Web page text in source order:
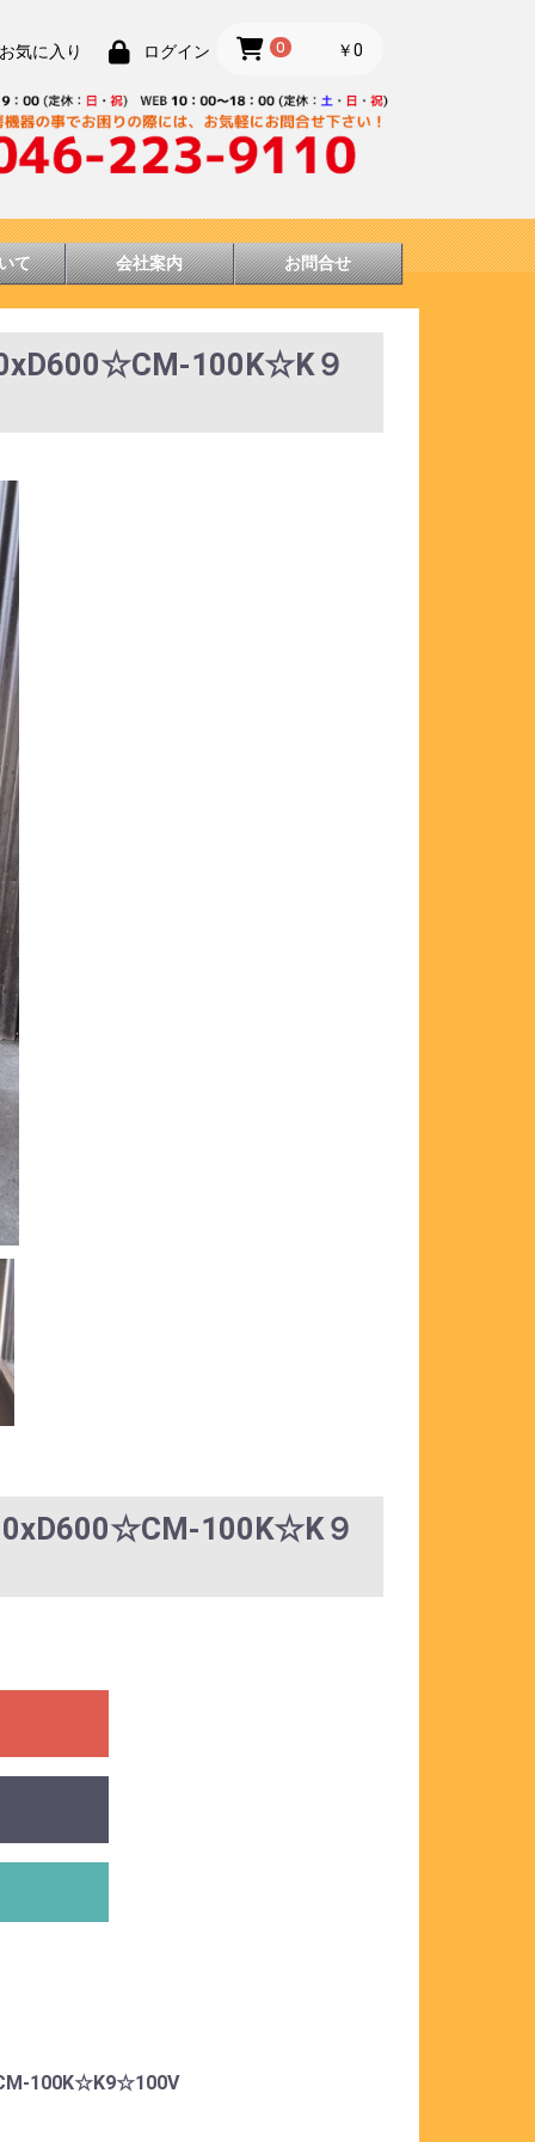
気に入り ログイン 0 ￥0
て 会社案内 お問合せ
100K☆K９
100K☆K９
100K☆K9☆100V